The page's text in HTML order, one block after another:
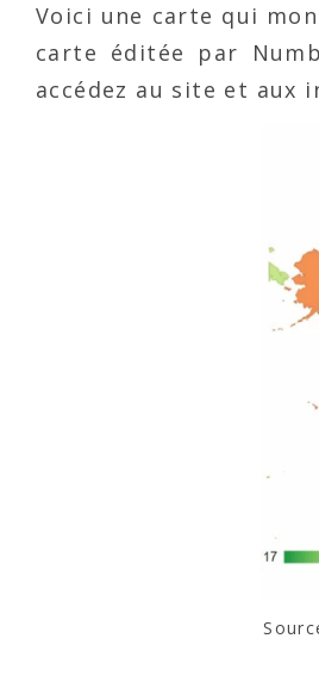
Voici une carte qui
carte éditée par
accédez au site et aux